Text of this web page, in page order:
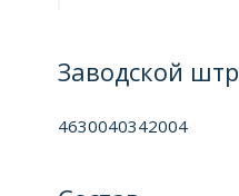
Заводской
4630040342004